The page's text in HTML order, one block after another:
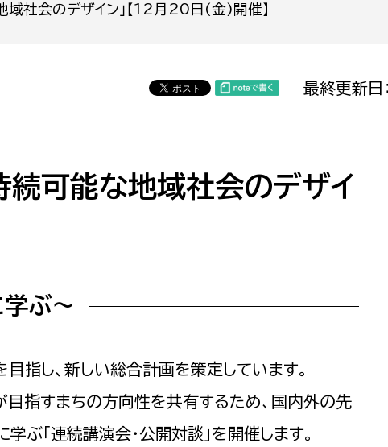
防災・安全
地域経済
都市基盤
文化・生涯学習
総務部
職員課
市税総務課
市民税課
課
文化政策課
文化財課
図書館
域社会のデザイン」【12月20日(金)開催】
最終更新
続可能な地域社会のデザイ
ぶ～
指し、新しい総合計画を策定しています。
指すまちの方向性を共有するため、国内外の先
「連続講演会・公開対談」を開催します。